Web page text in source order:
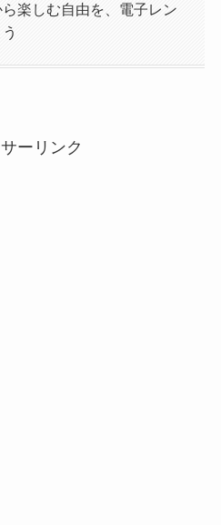
楽しむ自由を、電子レン
ーリンク